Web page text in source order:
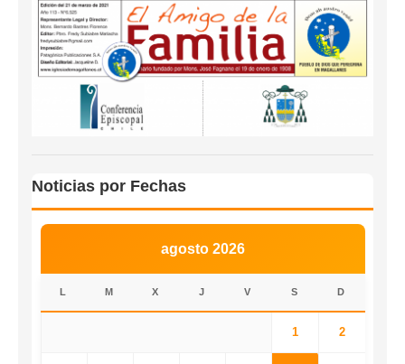
Noticias por Fechas
agosto 2026
L M X J V S D
1 2